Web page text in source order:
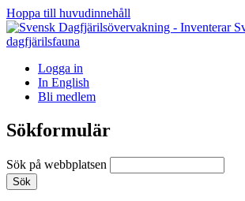
Hoppa till huvudinnehåll
Logga in
In English
Bli medlem
Sökformulär
Sök på webbplatsen